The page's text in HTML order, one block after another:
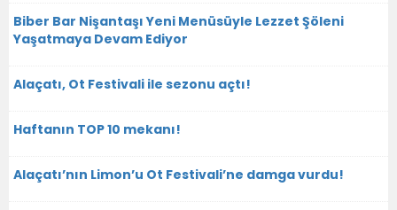
Biber Bar Nişantaşı Yeni Menüsüyle Lezzet Şöleni
Yaşatmaya Devam Ediyor
Alaçatı, Ot Festivali ile sezonu açtı!
Haftanın TOP 10 mekanı!
Alaçatı’nın Limon’u Ot Festivali’ne damga vurdu!